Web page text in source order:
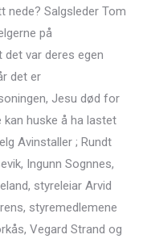
nede? Salgsleder Tom
på
var deres egen
det er
Jesu død for
kan huske å ha lastet
Avinstaller ; Rundt
Ingunn Sognnes,
styreleiar Arvid
styremedlemene
Vegard Strand og